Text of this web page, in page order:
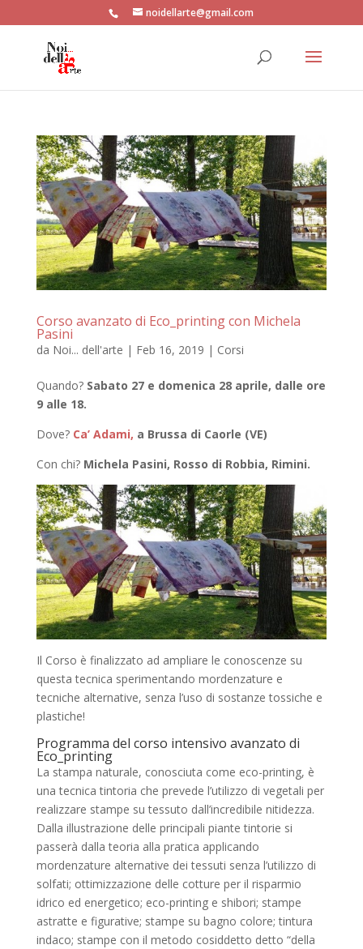
noidellarte@gmail.com
Corso avanzato di Eco_printing con Michela
Pasini
da Noi... dell'arte | Feb 16, 2019 | Corsi
Quando? Sabato 27 e domenica 28 aprile, dalle ore
9 alle 18.
Dove? Ca’ Adami, a Brussa di Caorle (VE)
Con chi? Michela Pasini, Rosso di Robbia, Rimini.
Il Corso è finalizzato ad ampliare le conoscenze su
questa tecnica sperimentando mordenzature e
tecniche alternative, senza l’uso di sostanze tossiche e
plastiche!
Programma del corso intensivo avanzato di
Eco_printing
La stampa naturale, conosciuta come eco-printing, è
una tecnica tintoria che prevede l’utilizzo di vegetali per
realizzare stampe su tessuto dall’incredibile nitidezza.
Dalla illustrazione delle principali piante tintorie si
passerà dalla teoria alla pratica applicando
mordenzature alternative dei tessuti senza l’utilizzo di
solfati; ottimizzazione delle cotture per il risparmio
idrico ed energetico; eco-printing e shibori; stampe
astratte e figurative; stampe su bagno colore; tintura
indaco; stampe con il metodo cosiddetto detto “della